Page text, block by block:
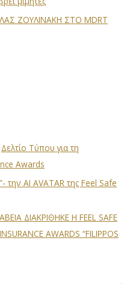
ΖΟΥΛΙΝΑΚΗ ΣΤΟ MDRT
Δελτίο Τύπου για τη
Awards
την AI AVATAR της Feel Safe
ΔΙΑΚΡΙΘΗΚΕ Η FEEL SAFE
AWARDS “FILIPPOS